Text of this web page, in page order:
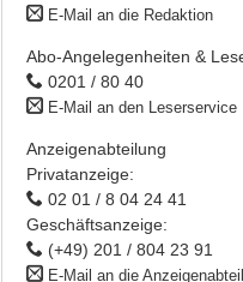
E-Mail an die Redaktion
Abo-Angelegenheiten &
0201 / 80 40
E-Mail an den Leserservice
Anzeigenabteilung
Privatanzeige:
02 01 / 8 04 24 41
Geschäftsanzeige:
(+49) 201 / 804 23 91
E-Mail an die